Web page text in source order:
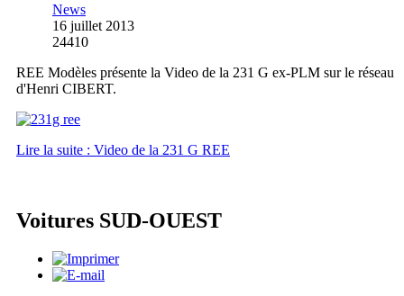
News
16 juillet 2013
24410
REE Modèles présente la Video de la 231 G ex-PLM sur le réseau
d'Henri CIBERT.
Lire la suite : Video de la 231 G REE
Voitures SUD-OUEST